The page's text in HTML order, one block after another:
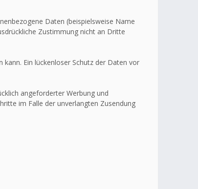
Daten (beispielsweise Name
Zustimmung nicht an Dritte
Ein lückenloser Schutz der Daten vor
angeforderter Werbung und
im Falle der unverlangten Zusendung